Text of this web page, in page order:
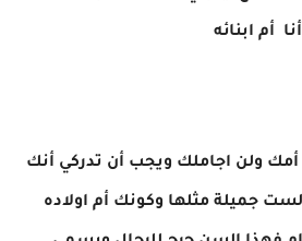
أم ابنائه
أمك ولن اجاملك ويجب أن تدركي أنك
جميلة مثلها وكونك أم اولاده